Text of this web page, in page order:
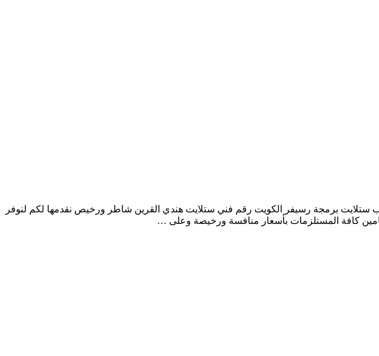
برمجة رسيفر الكويت رقم فني ستلايت هندي القرين شاطر ورخيص نقدمها لكم لنوفر
كافة المستلزمات بأسعار منافسة ورخيصة وعلى …